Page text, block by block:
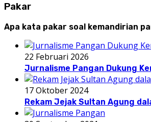
Pakar
Apa kata pakar soal kemandirian
22 Februari 2026
Jurnalisme Pangan Dukung
17 Oktober 2024
Rekam Jejak Sultan Agung